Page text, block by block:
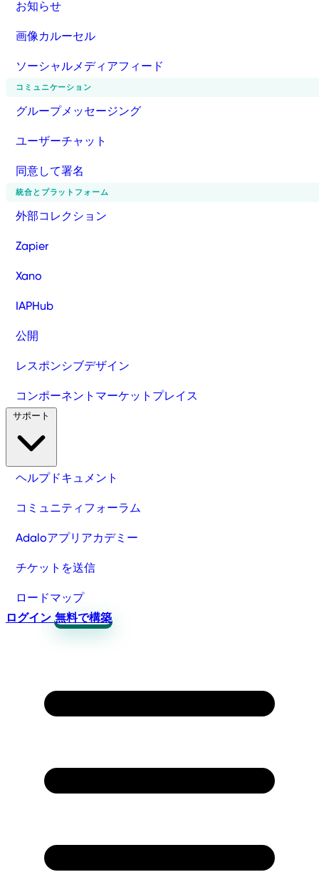
お知らせ
画像カルーセル
ソーシャルメディアフィード
コミュニケーション
グループメッセージング
ユーザーチャット
同意して署名
統合とプラットフォーム
外部コレクション
Zapier
Xano
IAPHub
公開
レスポンシブデザイン
コンポーネントマーケットプレイス
ヘルプドキュメント
コミュニティフォーラム
Adaloアプリアカデミー
チケットを送信
ロードマップ
ログイン 無料で構築